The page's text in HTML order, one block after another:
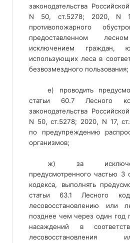
законодательства
N 50, ст.5278; 2020, N
противопожарного
предоставленном
исключением граждан,
использующих леса в
безвозмездного пользования;
е) проводить
статьи 60.7 Лесного
законодательства
N 50, ст.5278; 2020, N 17,
по предупреждению
организмов;
ж) за
предусмотренного частью 3
кодекса, выполнять
статьи 63.1 Лесного
лесовосстановлению или
позднее чем через один год
насаждений в